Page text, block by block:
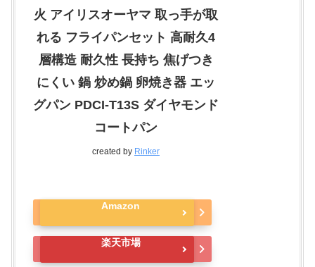
火 アイリスオーヤマ 取っ手が取
れる フライパンセット 高耐久4
層構造 耐久性 長持ち 焦げつき
にくい 鍋 炒め鍋 卵焼き器 エッ
グパン PDCI-T13S ダイヤモンド
コートパン
created by Rinker
Amazon
楽天市場